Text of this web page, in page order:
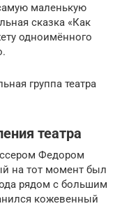
маленькую
сказка «Как
одноимённого
группа театра
театра
Федором
на тот момент был
рядом с большим
кожевенный